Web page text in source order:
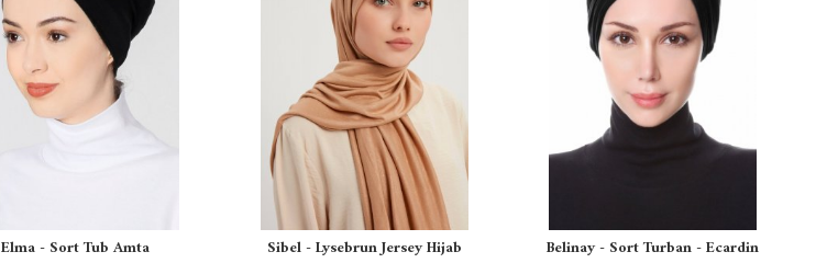
Elma - Sort Tub Amta Sibel - Lysebrun Jersey Hijab Belinay - Sort Turban - Ecardin